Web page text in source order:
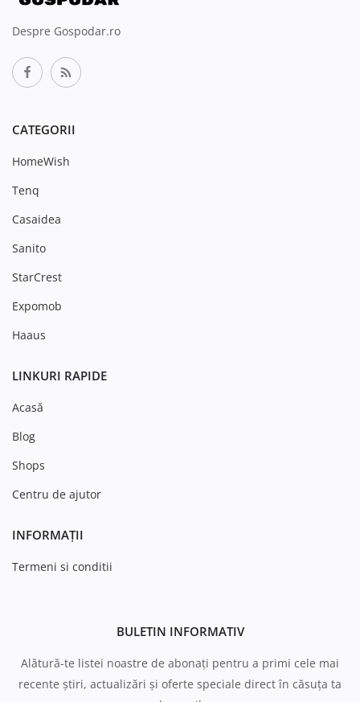
Despre Gospodar.ro
CATEGORII
HomeWish
Tenq
Casaidea
Sanito
StarCrest
Expomob
Haaus
LINKURI RAPIDE
Acasă
Blog
Shops
Centru de ajutor
INFORMAȚII
Termeni si conditii
BULETIN INFORMATIV
Alătură-te listei noastre de abonați pentru a primi cele mai
recente știri, actualizări și oferte speciale direct în căsuța ta